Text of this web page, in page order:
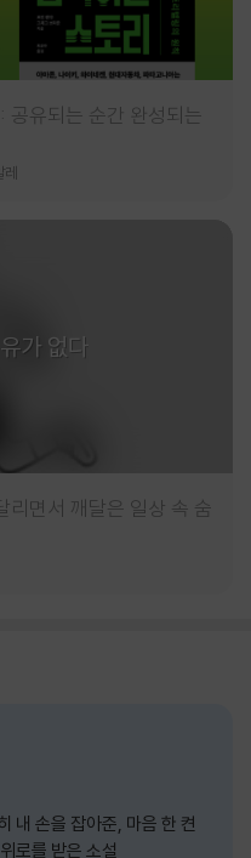
공유되는 순간 완성되는
레
가 없다
리면서 깨달은 일상 속 숨
내 손을 잡아준, 마음 한 켠
로를 받은 소설